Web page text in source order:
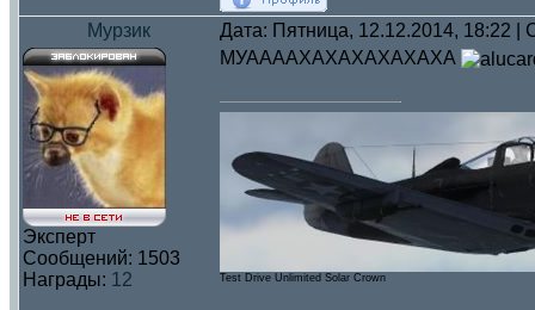
Мурзик Дата: Пятница, 12.12.2014, 18:22
Эксперт
Сообщений: 1503
Награды: 12
МУААААХАХАХАХАХАХА
Test Drive Unlimited Solar Crown